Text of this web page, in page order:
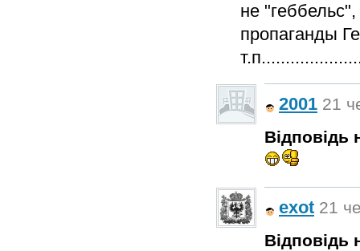
не
пропаганды
2001 21
Відповідь
exot 21
Відповідь